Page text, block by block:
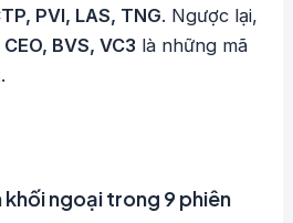
PVI, LAS, TNG. Ngược lại,
BVS, VC3 là những mã
khối ngoại trong 9 phiên